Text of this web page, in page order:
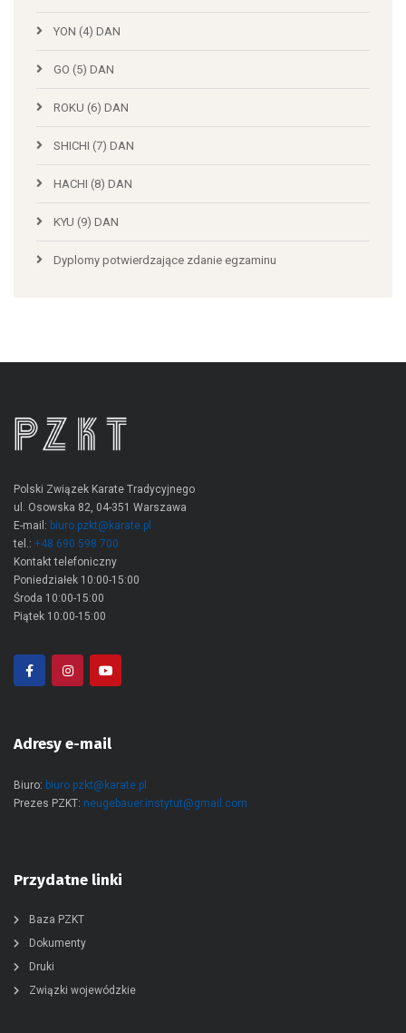
YON (4) DAN
GO (5) DAN
ROKU (6) DAN
SHICHI (7) DAN
HACHI (8) DAN
KYU (9) DAN
Dyplomy potwierdzające zdanie egzaminu
Polski Związek Karate Tradycyjnego
ul. Osowska 82, 04-351 Warszawa
E-mail: biuro.pzkt@karate.pl
tel.: +48 690 598 700
Kontakt telefoniczny
Poniedziałek 10:00-15:00
Środa 10:00-15:00
Piątek 10:00-15:00
Adresy e-mail
Biuro: biuro.pzkt@karate.pl
Prezes PZKT: neugebauer.instytut@gmail.com
Przydatne linki
Baza PZKT
Dokumenty
Druki
Związki wojewódzkie